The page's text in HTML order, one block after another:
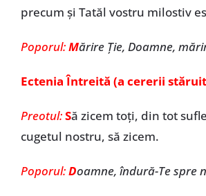
precum și Tatăl vostru milostiv
Poporul:Mărire Ţie, Doamne,
Ectenia Întreită (a cererii
Preotul:Să zicem toţi, din tot
cugetul nostru, să zicem.
Poporul:Doamne, îndură-Te spre